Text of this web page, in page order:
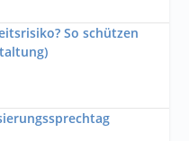
So schützen